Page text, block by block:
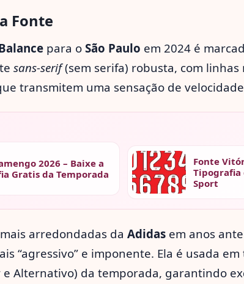
Fonte
para o São Paulo em 2024 é
sans-serif(sem serifa) robusta, com linhas
transmitem uma sensação de
2026 – Baixe a
Gratis da Temporada
Fonte
Tipografia
Sport
arredondadas da Adidas em anos
“agressivo” e imponente. Ela é usada
e Alternativo) da temporada, garantindo